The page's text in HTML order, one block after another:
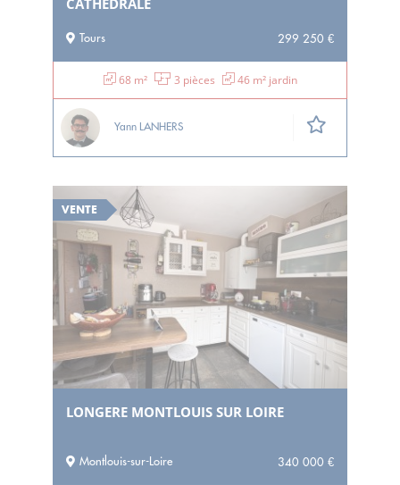
CATHÉDRALE
Tours 299 250 €
68 m² 3 pièces 46 m² jardin
Yann LANHERS
VENTE
LONGERE MONTLOUIS SUR LOIRE
Montlouis-sur-Loire 340 000 €